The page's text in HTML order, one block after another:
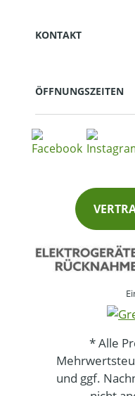
KONTAKT
ÖFFNUNGSZEITEN
* Alle
und ggf.